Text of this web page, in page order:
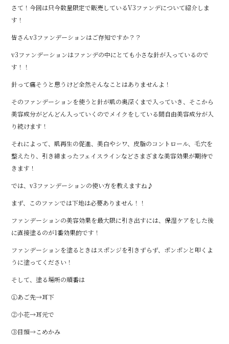
さて！今回は只今数量限定で販売しているV3ファンデについて紹介しま
す！
皆さんv3ファンデーションはご存知ですか？？
v3ファンデーションはファンデの中にとても小さな針が入っているので
す！！
針って痛そうと思うけど全然そんなことはありませんよ！
そのファンデーションを使うと針が肌の奥深くまで入っていき、そこから
美容成分がどんどん入っていくのでメイクをしている間自由美容成分が入
り続けます！
それによって、肌再生の促進、美白やシワ、皮脂のコントロール、毛穴を
整えたり、引き締まったフェイスラインなどさまざまな美容効果が期待で
きます！
では、v3ファンデーションの使い方を教えますね♪
まず、このファンでは下地は必要ありません！！
ファンデーションの美容効果を最大限に引き出すには、保湿ケアをした後
に直接塗るのが1番効果的です！
ファンデーションを塗るときはスポンジを引きずらず、ポンポンと叩くよ
うに塗ってください！
そして、塗る場所の順番は
①あご先→耳下
②小花→耳元で
③目頭→こめかみ